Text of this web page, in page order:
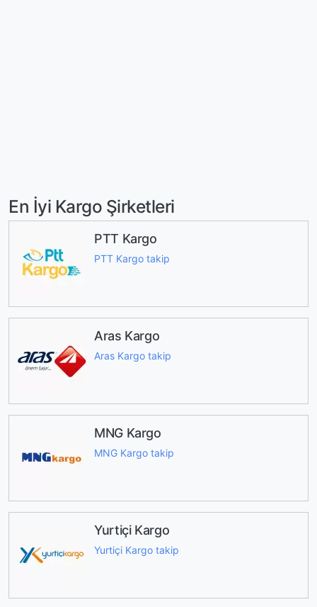
En İyi Kargo Şirketleri
PTT Kargo
PTT Kargo takip
Aras Kargo
Aras Kargo takip
MNG Kargo
MNG Kargo takip
Yurtiçi Kargo
Yurtiçi Kargo takip